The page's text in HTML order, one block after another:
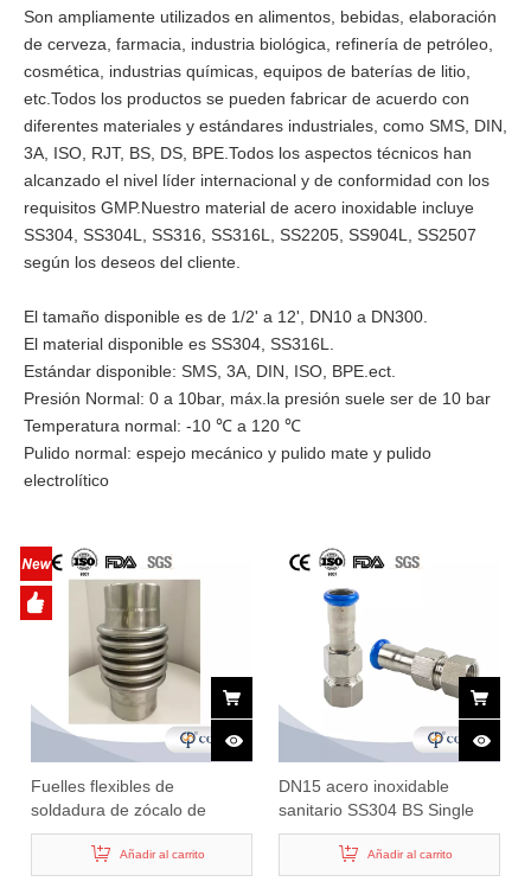
Son ampliamente utilizados en alimentos, bebidas, elaboración
de cerveza, farmacia, industria biológica, refinería de petróleo,
cosmética, industrias químicas, equipos de baterías de litio,
etc.Todos los productos se pueden fabricar de acuerdo con
diferentes materiales y estándares industriales, como SMS, DIN,
3A, ISO, RJT, BS, DS, BPE.Todos los aspectos técnicos han
alcanzado el nivel líder internacional y de conformidad con los
requisitos GMP.Nuestro material de acero inoxidable incluye
SS304, SS304L, SS316, SS316L, SS2205, SS904L, SS2507
según los deseos del cliente.
El tamaño disponible es de 1/2' a 12', DN10 a DN300.
El material disponible es SS304, SS316L.
Estándar disponible: SMS, 3A, DIN, ISO, BPE.ect.
Presión Normal: 0 a 10bar, máx.la presión suele ser de 10 bar
Temperatura normal: -10 ℃ a 120 ℃
Pulido normal: espejo mecánico y pulido mate y pulido
electrolítico
Fuelles flexibles de
soldadura de zócalo de
longitud total 200 MM SS304
OD85MM ID79MM
Añadir al carrito
DN15 acero inoxidable
sanitario SS304 BS Single
Snwen unión roscada
Añadir al carrito